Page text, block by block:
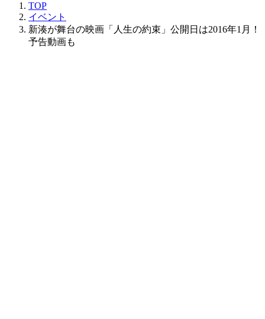
TOP
イベント
新湊が舞台の映画「人生の約束」公開日は2016年1月！
予告動画も